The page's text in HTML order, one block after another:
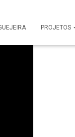
PROJETOS